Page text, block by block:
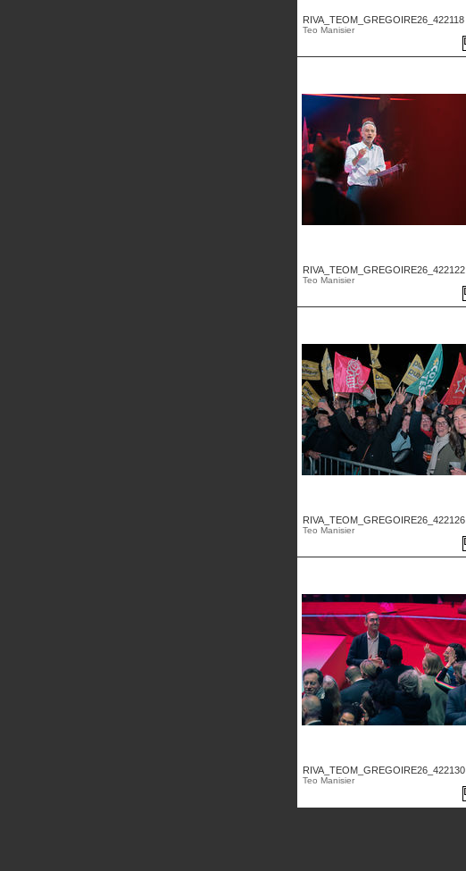
RIVA_TEOM_GREGOIRE26_422118
Teo Manisier
RIVA_TEOM_GREGOIRE26_422122
Teo Manisier
RIVA_TEOM_GREGOIRE26_422126
Teo Manisier
RIVA_TEOM_GREGOIRE26_422130
Teo Manisier